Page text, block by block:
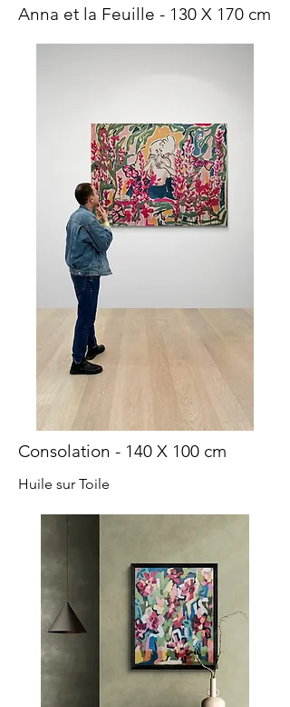
Anna et la Feuille - 130 X 170 cm
Consolation - 140 X 100 cm
Huile sur Toile